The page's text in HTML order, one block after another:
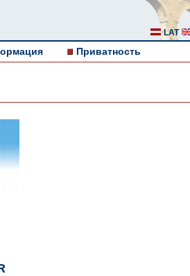
LAT
Приватность